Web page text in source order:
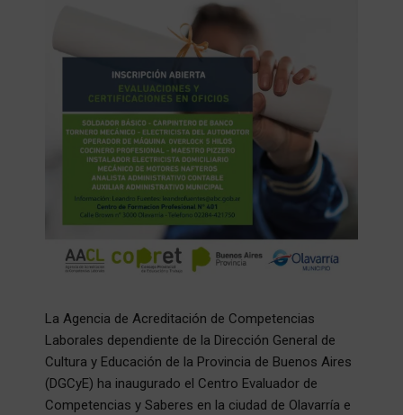
La Agencia de Acreditación de Competencias
Laborales dependiente de la Dirección General de
Cultura y Educación de la Provincia de Buenos Aires
(DGCyE) ha inaugurado el Centro Evaluador de
Competencias y Saberes en la ciudad de Olavarría e